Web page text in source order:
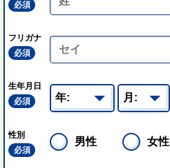
必須
フリガナ
必須
生年月日
必須
性別
必須
男性 女性